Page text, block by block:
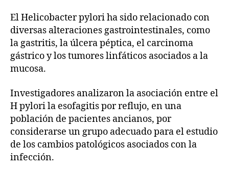
El Helicobacter pylori ha sido relacionado con
diversas alteraciones gastrointestinales, como
la gastritis, la úlcera péptica, el carcinoma
gástrico y los tumores linfáticos asociados a la
mucosa.
Investigadores analizaron la asociación entre el
H pylori la esofagitis por reflujo, en una
población de pacientes ancianos, por
considerarse un grupo adecuado para el estudio
de los cambios patológicos asociados con la
infección.